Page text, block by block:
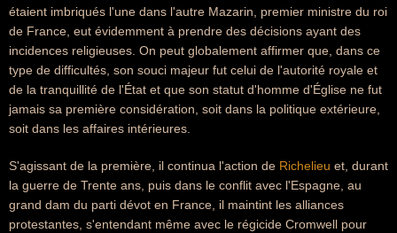
étaient imbriqués l'une dans l'autre Mazarin, premier ministre du roi
de France, eut évidemment à prendre des décisions ayant des
incidences religieuses. On peut globalement affirmer que, dans ce
type de difficultés, son souci majeur fut celui de l'autorité royale et
de la tranquillité de l'État et que son statut d'homme d'Église ne fut
jamais sa première considération, soit dans la politique extérieure,
soit dans les affaires intérieures.
S'agissant de la première, il continua l'action de Richelieu et, durant
la guerre de Trente ans, puis dans le conflit avec l'Espagne, au
grand dam du parti dévot en France, il maintint les alliances
protestantes, s'entendant même avec le régicide Cromwell pour